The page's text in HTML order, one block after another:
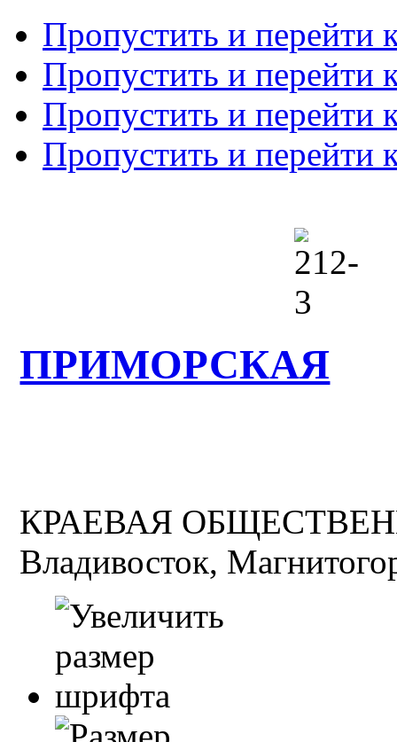
Пропустить и перейти
Пропустить и перейти
Пропустить и перейти
Пропустить и перейти
ПРИМОРСКАЯ
КРАЕВАЯ
Владивосток,